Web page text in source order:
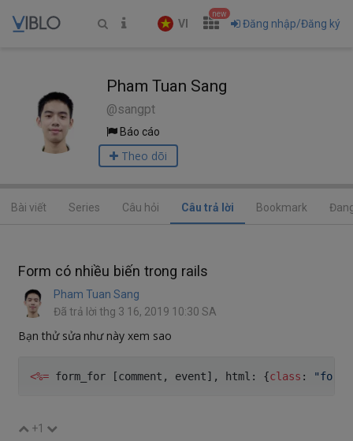
VI
new
Đăng nhập/Đăng ký
Pham Tuan Sang
@sangpt
Báo cáo
Theo dõi
Bài viết Series Câu hỏi Câu trả lời Bookmark
Form có nhiều biến trong rails
Pham Tuan Sang
Đã trả lời thg 3 16, 2019 10:30 SA
Bạn thử sửa như này xem sao
<%= form_for [comment , event] , html : {class :
+1